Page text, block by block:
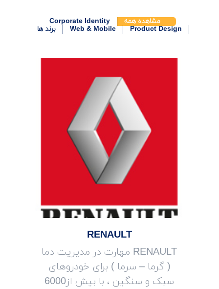
مشاهده همه
Corporate Identity
Product Design
Web & Mobile برند ها
RENAULT
RENAULT مهارت در مدیریت دما
( گرما – سرما ) برای خودروهای
سبک و سنگین ، با بیش از6000